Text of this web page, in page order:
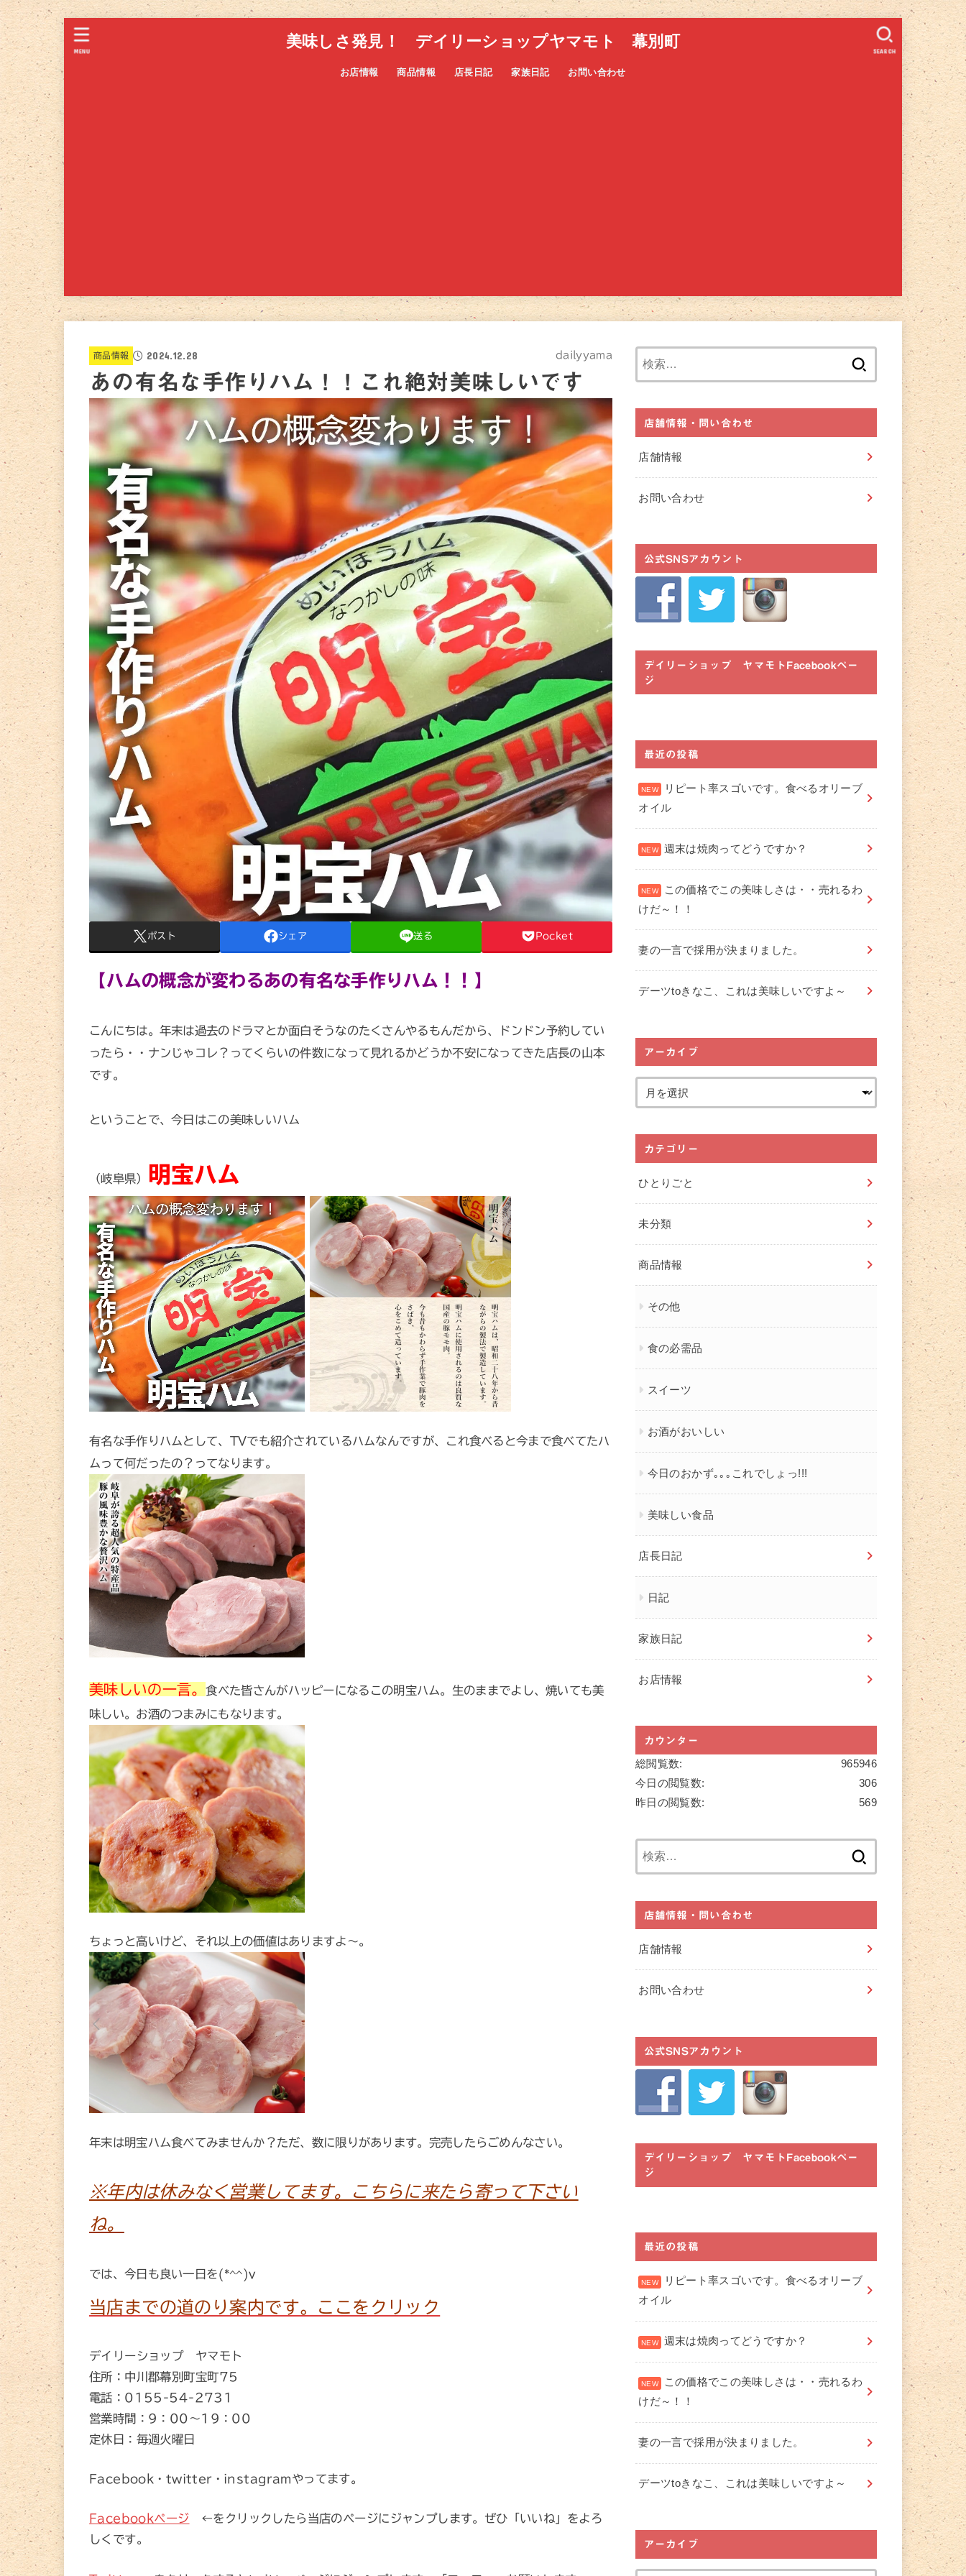
美味しさ発見！ デイリーショップヤマモト 幕別町
お店情報 商品情報 店長日記 家族日記 お問い合わせ
SEARCH
MENU
商品情報 2024.12.28 dailyyama
あの有名な手作りハム！！これ絶対美味しいです
ポスト シェア 送る Pocket
【ハムの概念が変わるあの有名な手作りハム！！】
こんにちは。年末は過去のドラマとか面白そうなのたくさんやるもんだから、ドンドン予約してい
ったら・・ナンじゃコレ？ってくらいの件数になって見れるかどうか不安になってきた店長の山本
です。
ということで、今日はこの美味しいハム
（岐阜県） 明宝ハム
有名な手作りハムとして、TVでも紹介されているハムなんですが、これ食べると今まで食べてたハ
ムって何だったの？ってなります。
美味しいの一言。食べた皆さんがハッピーになるこの明宝ハム。生のままでよし、焼いても美
味しい。お酒のつまみにもなります。
ちょっと高いけど、それ以上の価値はありますよ～。
年末は明宝ハム食べてみませんか？ただ、数に限りがあります。完売したらごめんなさい。
※年内は休みなく営業してます。こちらに来たら寄って下さい
ね。
では、今日も良い一日を(*^^)v
当店までの道のり案内です。ここをクリック
デイリーショップ ヤマモト
住所：中川郡幕別町宝町75
電話：0155-54-2731
営業時間：9：00～19：00
定休日：毎週火曜日
Facebook・twitter・instagramやってます。
Facebookページ ←をクリックしたら当店のページにジャンプします。ぜひ「いいね」をよろ
しくです。
店舗情報・問い合わせ
店舗情報
お問い合わせ
公式SNSアカウント
デイリーショップ ヤマモトFacebookペー
ジ
最近の投稿
リピート率スゴいです。食べるオリーブ
オイル
週末は焼肉ってどうですか？
この価格でこの美味しさは・・売れるわ
けだ～！！
妻の一言で採用が決まりました。
デーツtoきなこ、これは美味しいですよ～
アーカイブ
カテゴリー
ひとりごと
未分類
商品情報
その他
食の必需品
スイーツ
お酒がおいしい
今日のおかず｡｡｡これでしょっ!!!
美味しい食品
店長日記
日記
家族日記
お店情報
カウンター
965946
総閲覧数:
306
今日の閲覧数:
569
昨日の閲覧数:
店舗情報・問い合わせ
店舗情報
お問い合わせ
公式SNSアカウント
デイリーショップ ヤマモトFacebookペー
ジ
最近の投稿
リピート率スゴいです。食べるオリーブ
オイル
週末は焼肉ってどうですか？
この価格でこの美味しさは・・売れるわ
けだ～！！
妻の一言で採用が決まりました。
デーツtoきなこ、これは美味しいですよ～
アーカイブ